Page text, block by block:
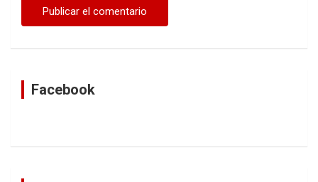
Facebook